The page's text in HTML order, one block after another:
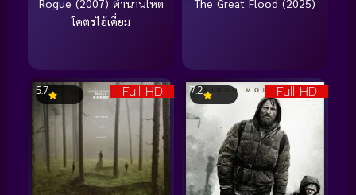
Rogue (2007) ตำนานโหด
โคตรไอ้เคี่ยม
The Great Flood (2025)
Full HD
5.7 Full HD
7.2